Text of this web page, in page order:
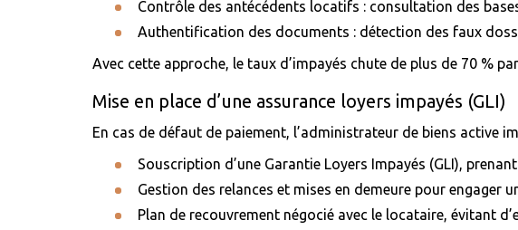
Contrôle des antécédents locatifs : consultation des
Authentification des documents : détection des faux
Avec cette approche, le taux d’impayés chute de plus de 70 %
Mise en place d’une assurance loyers impayés (GLI)
En cas de défaut de paiement, l’administrateur de biens active
Souscription d’une Garantie Loyers Impayés (GLI),
Gestion des relances et mises en demeure pour engager
Plan de recouvrement négocié avec le locataire, évitant